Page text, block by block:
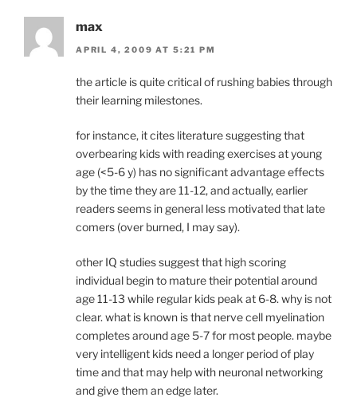
max
APRIL 4, 2009 AT 5:21 PM
the article is quite critical of rushing babies through
their learning milestones.
for instance, it cites literature suggesting that
overbearing kids with reading exercises at young
age (<5-6 y) has no significant advantage effects
by the time they are 11-12, and actually, earlier
readers seems in general less motivated that late
comers (over burned, I may say).
other IQ studies suggest that high scoring
individual begin to mature their potential around
age 11-13 while regular kids peak at 6-8. why is not
clear. what is known is that nerve cell myelination
completes around age 5-7 for most people. maybe
very intelligent kids need a longer period of play
time and that may help with neuronal networking
and give them an edge later.